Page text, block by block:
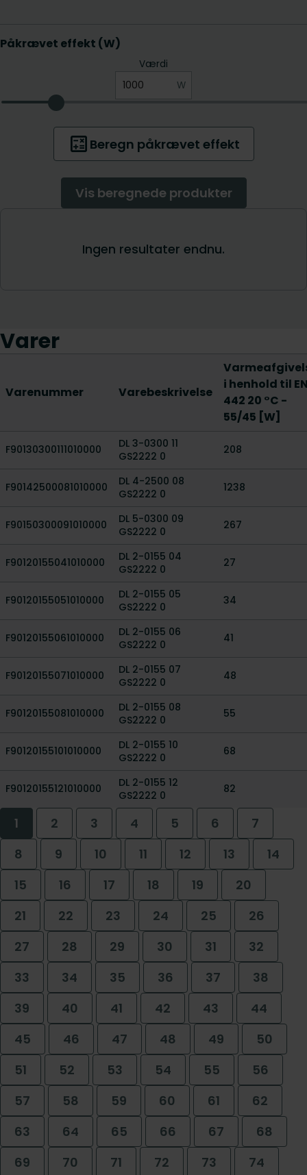
Varer
Varenummer Varebeskrivelse
i henhold til
442 20 °C -
55/45 [W]
F90130300111010000
DL 3-0300 11
GS2222 0
208
F90142500081010000
DL 4-2500 08
GS2222 0
1238
F90150300091010000
DL 5-0300 09
GS2222 0
267
F90120155041010000
DL 2-0155 04
GS2222 0
27
F90120155051010000
DL 2-0155 05
GS2222 0
34
F90120155061010000
DL 2-0155 06
GS2222 0
41
F90120155071010000
DL 2-0155 07
GS2222 0
48
F90120155081010000
DL 2-0155 08
GS2222 0
55
F90120155101010000
DL 2-0155 10
GS2222 0
68
F90120155121010000
DL 2-0155 12
GS2222 0
82
1 2 3 4 5 6
7
8
9 10 11 12 13
14
15
16 17 18 19
20
21
22 23 24 25
26
27
28 29 30 31
32
33
34 35 36 37
38
39
40 41 42 43
44
45
46 47 48 49
50
51
52 53 54 55
56
57
58 59 60 61
62
63
64 65 66 67
68
69
70 71 72 73
74